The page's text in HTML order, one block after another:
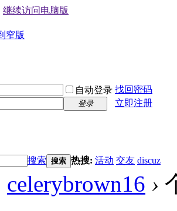
继续访问电脑版
窄版
自动登录 找回密码
登录
立即注册
搜索 搜索 热搜: 活动 交友 discuz
celerybrown16 ›